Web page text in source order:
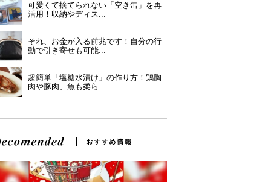
可愛くて捨てられない「空き缶」を再
活用！収納やディス...
それ、お金が入る前兆です！自分の行
動で引き寄せも可能...
超簡単「塩糖水漬け」の作り方！鶏胸
肉や豚肉、魚も柔ら...